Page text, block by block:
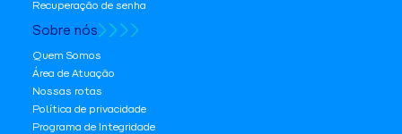
Recuperação de senha
Sobre nós
Quem Somos
Área de Atuação
Nossas rotas
Política de privacidade
Programa de Integridade